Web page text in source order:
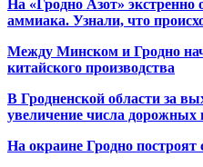
На «Гродно Азот» экстренно
аммиака. Узнали, что
Между Минском и Гродно
китайского производства
В Гродненской области за
увеличение числа дорожных
На окраине Гродно